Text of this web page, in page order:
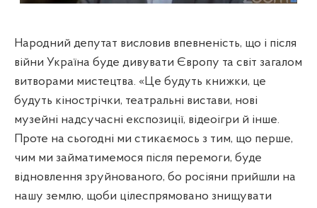
Народний депутат висловив впевненість, що і після
війни Україна буде дивувати Європу та світ загалом
витворами мистецтва. «Це будуть книжки, це
будуть кінострічки, театральні вистави, нові
музейні надсучасні експозиції, відеоігри й інше.
Проте на сьогодні ми стикаємось з тим, що перше,
чим ми займатимемося після перемоги, буде
відновлення зруйнованого, бо росіяни прийшли на
нашу землю, щоби цілеспрямовано знищувати